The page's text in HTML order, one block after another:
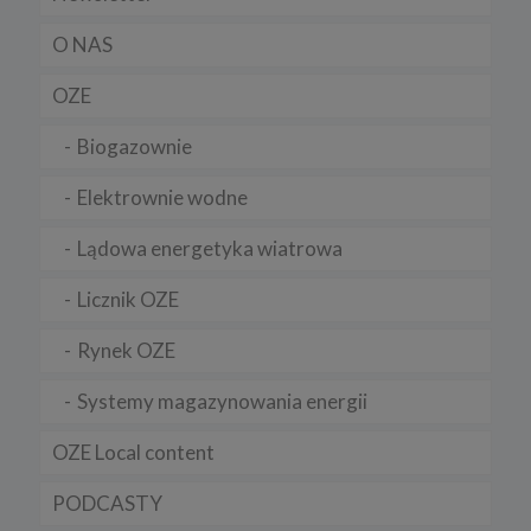
O NAS
OZE
Biogazownie
Elektrownie wodne
Lądowa energetyka wiatrowa
Licznik OZE
Rynek OZE
Systemy magazynowania energii
OZE Local content
PODCASTY
użytkownikom.
Pliki cookies i inne dane przechowywane na Twoim urządzeniu są
a) zapewnienia użytkownikom lepszego odbioru online,
b) umożliwienia ustawienia osobistych preferencji,
e) zbierania danych statystycznych.
momentu zamknięcia przeglądarki.
czasu ich usunięcia lub wygaśnięcia. Służą one m.in. do
zapamiętywania preferencji użytkownika podczas korzystania ze
4. Wykaz wykorzystywanych plików cookies